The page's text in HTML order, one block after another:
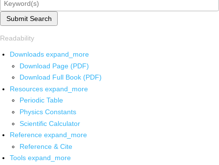
Submit Search
Readability
Downloads expand_more
Download Page (PDF)
Download Full Book (PDF)
Resources expand_more
Periodic Table
Physics Constants
Scientific Calculator
Reference expand_more
Reference & Cite
Tools expand_more